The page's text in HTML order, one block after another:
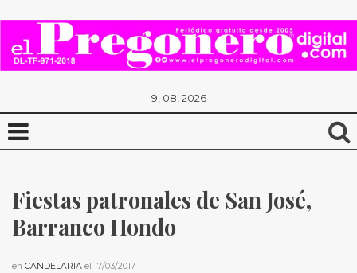
9, 08, 2026
Fiestas patronales de San José,
Barranco Hondo
en CANDELARIA el 17/03/2017 .